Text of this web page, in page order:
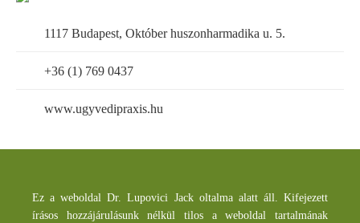
1117 Budapest, Október huszonharmadika u. 5.
+36 (1) 769 0437
www.ugyvedipraxis.hu
Ez a weboldal Dr. Lupovici Jack oltalma alatt áll. Kifejezett
írásos hozzájárulásunk nélkül tilos a weboldal tartalmának